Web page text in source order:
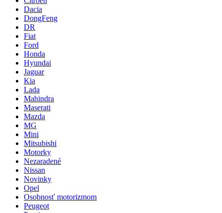
Dacia
DongFeng
DR
Fiat
Ford
Honda
Hyundai
Jaguar
Kia
Lada
Mahindra
Maserati
Mazda
MG
Mini
Mitsubishi
Motorky
Nezaradené
Nissan
Novinky
Opel
Osobnosť motorizmom
Peugeot